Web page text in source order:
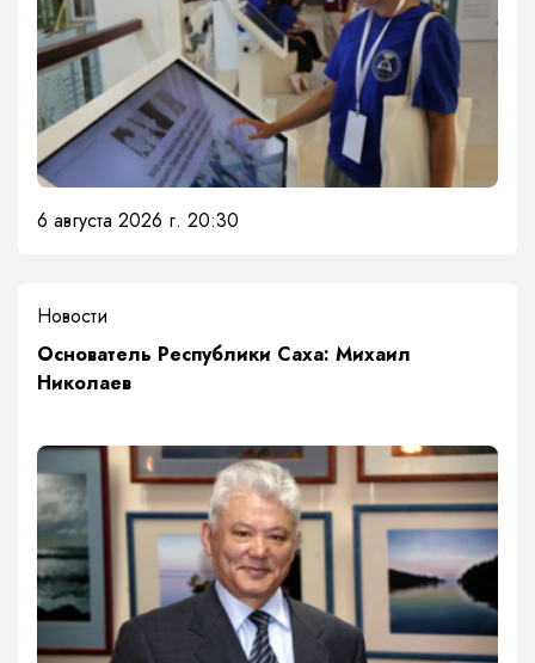
6 августа 2026 г. 20:30
Новости
Основатель Республики Саха: Михаил
Николаев